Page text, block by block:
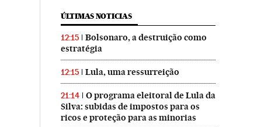
ÚLTIMAS NOTICIAS
12:15
Bolsonaro, a destruição como
estratégia
12:15 Lula, uma ressurreição
21:14
O programa eleitoral de Lula da
Silva: subidas de impostos para os
ricos e proteção para as minorias